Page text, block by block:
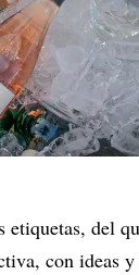
etiquetas, del
con ideas